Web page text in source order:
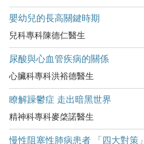
嬰幼兒的長高關鍵時期
兒科專科陳德仁醫生
尿酸與心血管疾病的關係
心臟科專科洪裕德醫生
瞭解躁鬱症 走出暗黑世界
精神科專科麥棨諾醫生
慢性阻塞性肺病患者 「四大對策